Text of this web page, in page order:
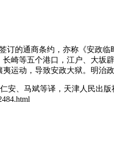
订的通商条约，亦称《安政
崎等五个港口，江户、大坂
运动，导致安政大狱。明治
安、马斌等译，天津人民出版